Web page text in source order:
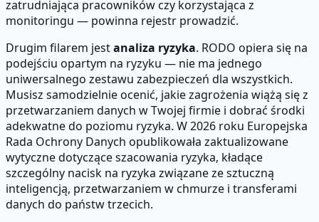
zatrudniająca pracowników czy korzystająca z
monitoringu — powinna rejestr prowadzić.
Drugim filarem jestanaliza ryzyka. RODO opiera się na
podejściu opartym na ryzyku — nie ma jednego
uniwersalnego zestawu zabezpieczeń dla wszystkich.
Musisz samodzielnie ocenić, jakie zagrożenia wiążą się z
przetwarzaniem danych w Twojej firmie i dobrać środki
adekwatne do poziomu ryzyka. W 2026 roku Europejska
Rada Ochrony Danych opublikowała zaktualizowane
wytyczne dotyczące szacowania ryzyka, kładące
szczególny nacisk na ryzyka związane ze sztuczną
inteligencją, przetwarzaniem w chmurze i transferami
danych do państw trzecich.